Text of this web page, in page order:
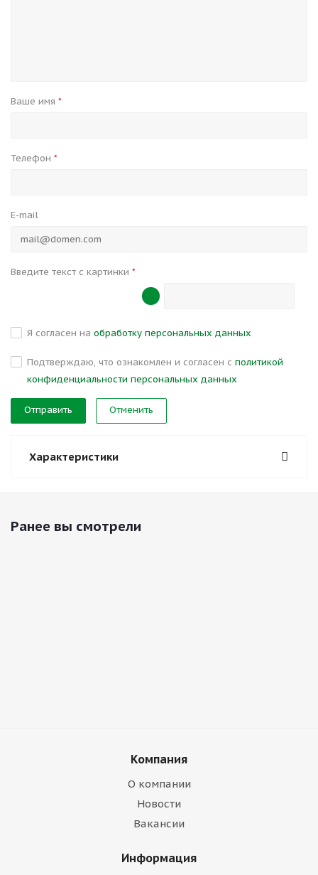
Ваше имя *
Телефон *
E-mail
Введите текст с картинки *
Я согласен на обработку персональных данных
Подтверждаю, что ознакомлен и согласен с политикой
конфиденциальности персональных данных
Отменить
Характеристики
Ранее вы смотрели
Компания
О компании
Новости
Вакансии
Информация